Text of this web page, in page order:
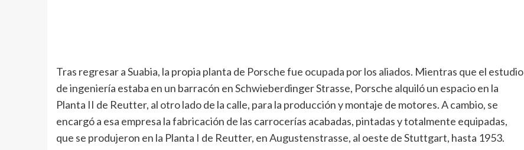
Tras regresar a Suabia, la propia planta de Porsche fue ocupada por los aliados. Mientras que el estudio
de ingeniería estaba en un barracón en Schwieberdinger Strasse, Porsche alquiló un espacio en la
Planta II de Reutter, al otro lado de la calle, para la producción y montaje de motores. A cambio, se
encargó a esa empresa la fabricación de las carrocerías acabadas, pintadas y totalmente equipadas,
que se produjeron en la Planta I de Reutter, en Augustenstrasse, al oeste de Stuttgart, hasta 1953.